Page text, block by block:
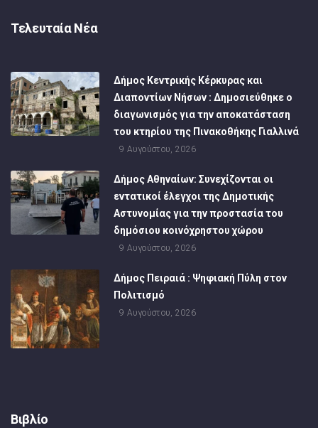
Τελευταία Νέα
Δήμος Κεντρικής Κέρκυρας και
Διαποντίων Νήσων : Δημοσιεύθηκε ο
διαγωνισμός για την αποκατάσταση
του κτηρίου της Πινακοθήκης Γιαλλινά
9 Αυγούστου, 2026
Δήμος Αθηναίων: Συνεχίζονται οι
εντατικοί έλεγχοι της Δημοτικής
Αστυνομίας για την προστασία του
δημόσιου κοινόχρηστου χώρου
9 Αυγούστου, 2026
Δήμος Πειραιά : Ψηφιακή Πύλη στον
Πολιτισμό
9 Αυγούστου, 2026
Βιβλίο